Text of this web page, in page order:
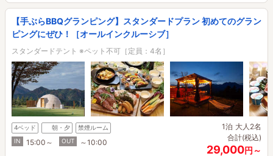
【手ぶらBBQグランピング】スタンダードプラン 初めてのグラン
ピングにぜひ！［オールインクルーシブ］
スタンダードテント ※ペット不可［定員：4名］
4ベッド 朝・夕
禁煙ルーム
IN
15:00～ OUT ～10:00
1泊 大人2名
合計(税込)
29,000円～